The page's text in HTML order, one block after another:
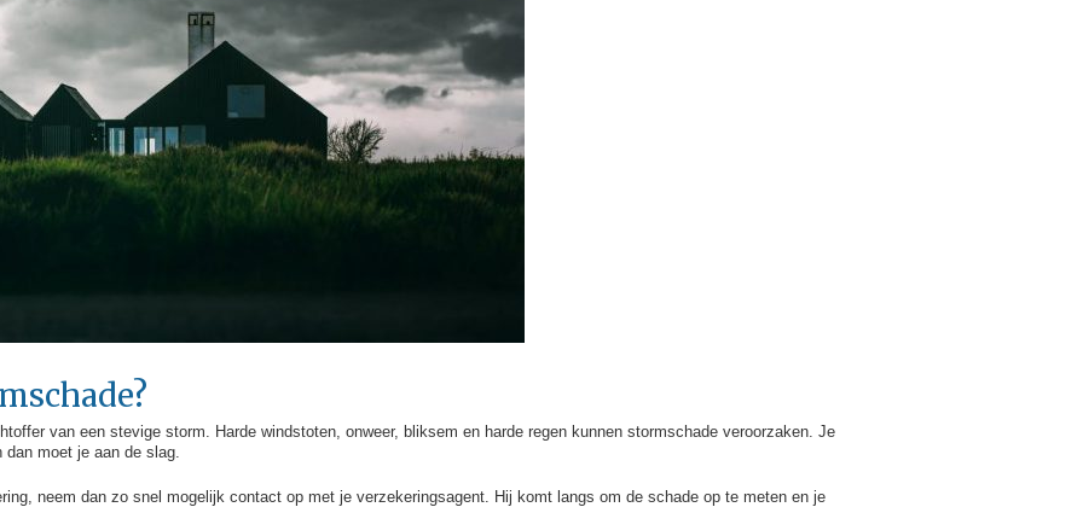
van een stevige storm. Harde windstoten, onweer, bliksem en harde regen kunnen stormschade veroorzaken. Je
dan moet je aan de slag.
neem dan zo snel mogelijk contact op met je verzekeringsagent. Hij komt langs om de schade op te meten en je